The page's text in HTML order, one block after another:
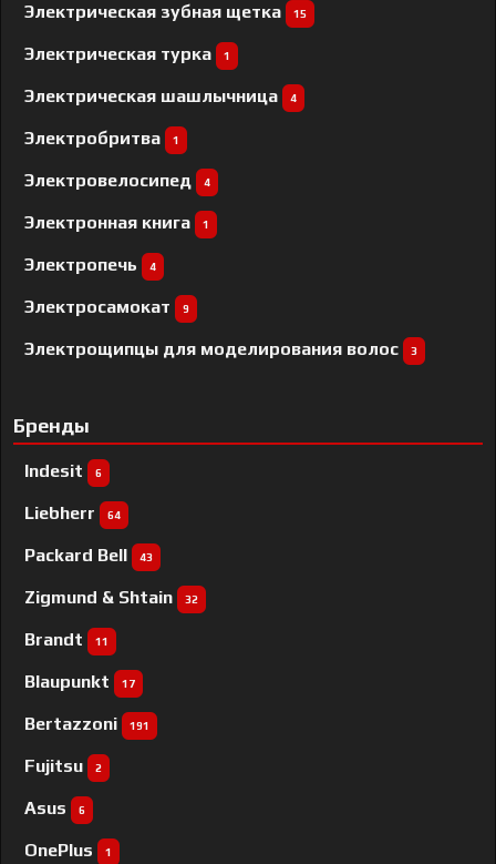
Электрическая зубная щетка 15
Электрическая турка 1
Электрическая шашлычница 4
Электробритва 1
Электровелосипед 4
Электронная книга 1
Электропечь 4
Электросамокат 9
Электрощипцы для моделирования волос 3
Бренды
Indesit 6
Liebherr 64
Packard Bell 43
Zigmund & Shtain 32
Brandt 11
Blaupunkt 17
Bertazzoni 191
Fujitsu 2
Asus 6
OnePlus 1